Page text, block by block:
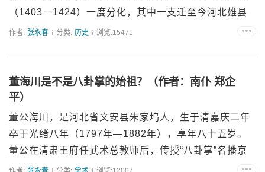
（1403－1424）一度分化，其中一支迁至今河北雄县
开口村（原属霸县）。...
作者: 张永春 分类: 历史 浏览:15471
董海川是不是八卦掌的始祖？（作者：南仆 郑企
平）
董公海川，是河北省文安县朱家坞人，生于清嘉庆二年
卒于光绪八年（1797年—1882年），享年八十五岁。
董公在清肃王府任武术总教师后，传授“八卦掌”名播京
师。其诸徒广传京外...